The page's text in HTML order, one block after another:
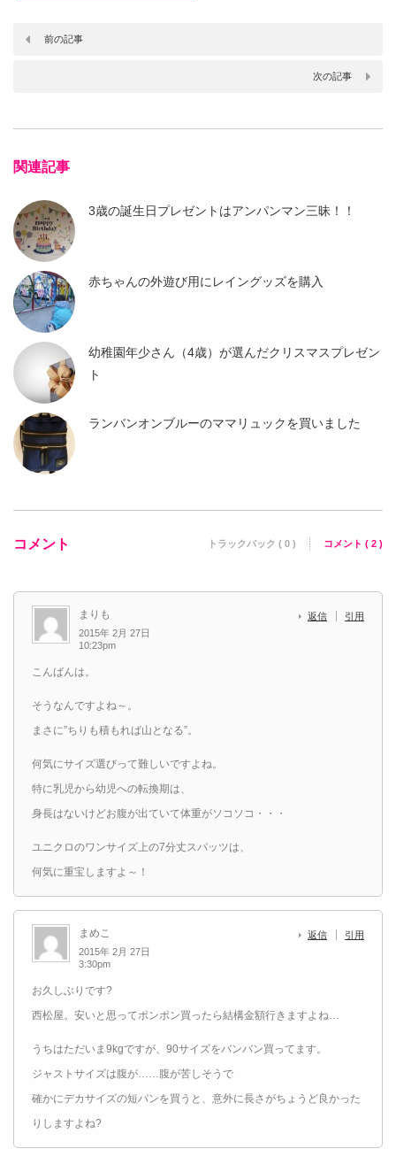
前の記事
次の記事
関連記事
3歳の誕生日プレゼントはアンパンマン三昧！！
赤ちゃんの外遊び用にレイングッズを購入
幼稚園年少さん（4歳）が選んだクリスマスプレゼン
ト
ランバンオンブルーのママリュックを買いました
コメント トラックバック ( 0 ) コメント ( 2 )
まりも
2015年 2月 27日
10:23pm
返信 引用
こんばんは。
そうなんですよね～。
まさに”ちりも積もれば山となる”。
何気にサイズ選びって難しいですよね。
特に乳児から幼児への転換期は、
身長はないけどお腹が出ていて体重がソコソコ・・・
ユニクロのワンサイズ上の7分丈スパッツは、
何気に重宝しますよ～！
まめこ
2015年 2月 27日
3:30pm
返信 引用
お久しぶりです?
西松屋。安いと思ってポンポン買ったら結構金額行きますよね…
うちはただいま9kgですが、90サイズをバンバン買ってます。
ジャストサイズは腹が……腹が苦しそうで
確かにデカサイズの短パンを買うと、意外に長さがちょうど良かった
りしますよね?